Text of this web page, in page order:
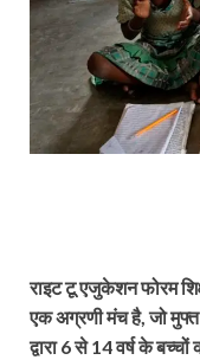
राइट टू एजुकेशन फोरम
एक अग्रणी मंच है, जो मुफ्त
द्वारा 6 से 14 वर्ष के